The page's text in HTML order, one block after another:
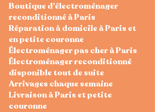
Boutique d’électroménager
reconditionné à Paris
Réparation à domicile à Paris et
en petite couronne
Électroménager pas cher à Paris
Électroménager reconditionné
disponible tout de suite
Arrivages chaque semaine
Livraison à Paris et petite
couronne